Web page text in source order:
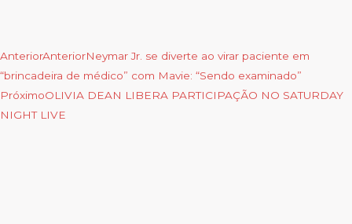
AnteriorAnteriorNeymar Jr. se diverte ao virar paciente em
“brincadeira de médico” com Mavie: “Sendo examinado”
PróximoOLIVIA DEAN LIBERA PARTICIPAÇÃO NO SATURDAY
NIGHT LIVE